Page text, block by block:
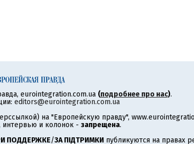
eurointegration.com.ua (подробнее про нас).
editors@eurointegration.com.ua
на "Европейскую правду",
интервью и колонок - запрещена.
ПОДДЕРЖКЕ/ЗА ПІДТРИМКИ публикуются на правах